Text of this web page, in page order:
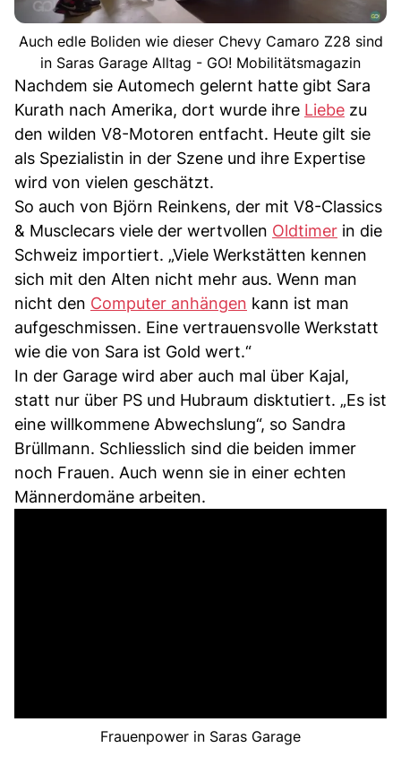
Auch edle Boliden wie dieser Chevy Camaro Z28 sind
in Saras Garage Alltag - GO! Mobilitätsmagazin
Nachdem sie Automech gelernt hatte gibt Sara
Kurath nach Amerika, dort wurde ihre Liebe zu
den wilden V8-Motoren entfacht. Heute gilt sie
als Spezialistin in der Szene und ihre Expertise
wird von vielen geschätzt.
So auch von Björn Reinkens, der mit V8-Classics
& Musclecars viele der wertvollen Oldtimer in die
Schweiz importiert. „Viele Werkstätten kennen
sich mit den Alten nicht mehr aus. Wenn man
nicht den Computer anhängen kann ist man
aufgeschmissen. Eine vertrauensvolle Werkstatt
wie die von Sara ist Gold wert.“
In der Garage wird aber auch mal über Kajal,
statt nur über PS und Hubraum disktutiert. „Es ist
eine willkommene Abwechslung“, so Sandra
Brüllmann. Schliesslich sind die beiden immer
noch Frauen. Auch wenn sie in einer echten
Männerdomäne arbeiten.
Frauenpower in Saras Garage